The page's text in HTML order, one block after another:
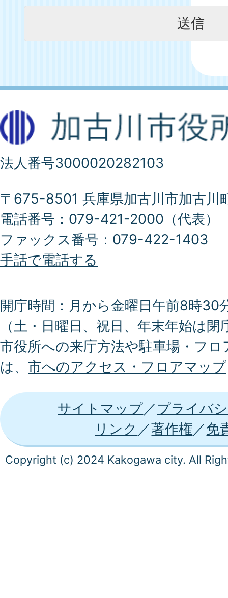
法人番号3000020282103
〒675-8501 兵庫県加古川市加古川
電話番号：079-421-2000（代表）
ファックス番号：079-422-1403
手話で電話する
開庁時間：月から金曜日午前8時30
（土・日曜日、祝日、年末年始は閉
市役所への来庁方法や駐車場・フ
は、 市へのアクセス・フロアマップ
サイトマップ
プライバ
リンク
著作権 免
Copyright (c) 2024 Kakogawa city. All